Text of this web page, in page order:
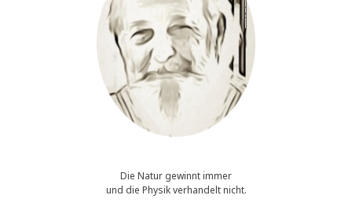
Die Natur gewinnt immer
und die Physik verhandelt nicht.